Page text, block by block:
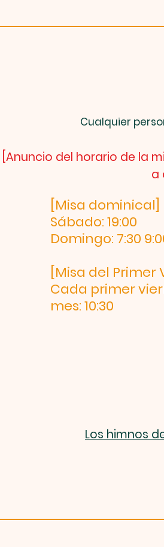
Cualquier
[Anuncio del horario de la
a
[Misa dominical]
Sábado: 19:00
Domingo: 7:30
[Misa del Primer
Cada primer
mes: 10:30
Los himnos